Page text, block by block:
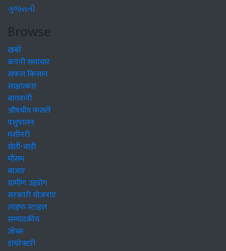
ગુજરાતી
Browse
खबरें
कंपनी समाचार
सफल किसान
साक्षात्कार
बागवानी
औषधीय फसलें
पशुपालन
मशीनरी
खेती-बाड़ी
मौसम
बाजार
ग्रामीण उद्द्योग
सरकारी योजनाएं
लाइफ स्टाइल
सम्पादकीय
जॉब्स
डायरेक्टरी